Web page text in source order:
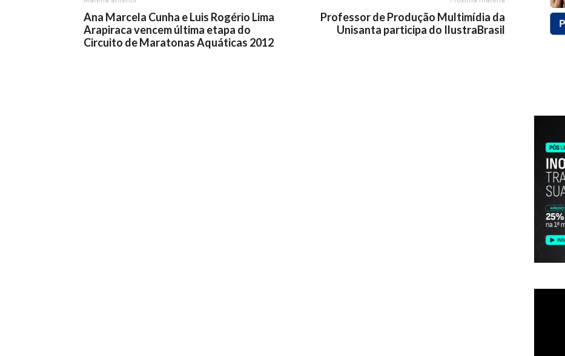
Ana Marcela Cunha e Luis Rogério Lima
Arapiraca vencem última etapa do
Circuito de Maratonas Aquáticas 2012
Professor de Produção Multimídia da
Unisanta participa do IlustraBrasil